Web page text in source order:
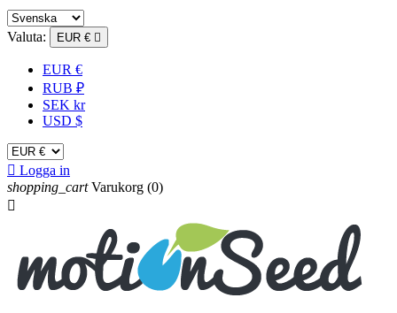
Valuta: EUR € 
EUR €
RUB ₽
SEK kr
USD $
 Logga in
shopping_cart Varukorg (0)
